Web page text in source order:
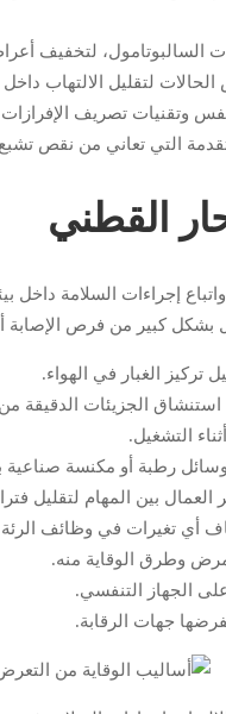
السالبوتامول، لتخفيف
لتقليل الالتهاب
وتقنيات تصريف الإفرازات
التي تعاني من نقص تشبع
القطني
إجراءات السلامة داخل
بشكل كبير من فرص الإصابة
الغبار في الهواء.
استنشاق الجزيئات الدقيقة
التشغيل.
رطبة أو مكنسة صناعية
العمال بين المهام لتقليل
أي تغيرات في وظائف الرئة
وطرق الوقاية منه.
الجهاز التنفسي.
جهات الرقابة.